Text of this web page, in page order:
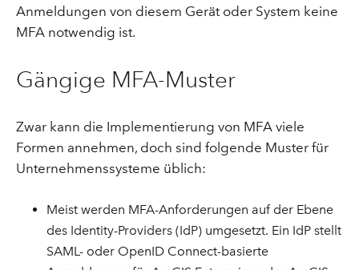
Anmeldungen von diesem Gerät oder System keine
MFA notwendig ist.
Gängige MFA-Muster
Zwar kann die Implementierung von MFA viele
Formen annehmen, doch sind folgende Muster für
Unternehmenssysteme üblich:
Meist werden MFA-Anforderungen auf der Ebene
des Identity-Providers (IdP) umgesetzt. Ein IdP stellt
SAML- oder OpenID Connect-basierte